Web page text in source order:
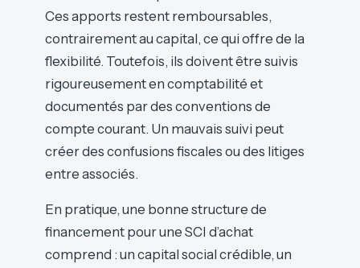
Ces apports restent remboursables,
contrairement au capital, ce qui offre de la
flexibilité. Toutefois, ils doivent être suivis
rigoureusement en comptabilité et
documentés par des conventions de
compte courant. Un mauvais suivi peut
créer des confusions fiscales ou des litiges
entre associés.
En pratique, une bonne structure de
financement pour une SCI d’achat
comprend : un capital social crédible, un